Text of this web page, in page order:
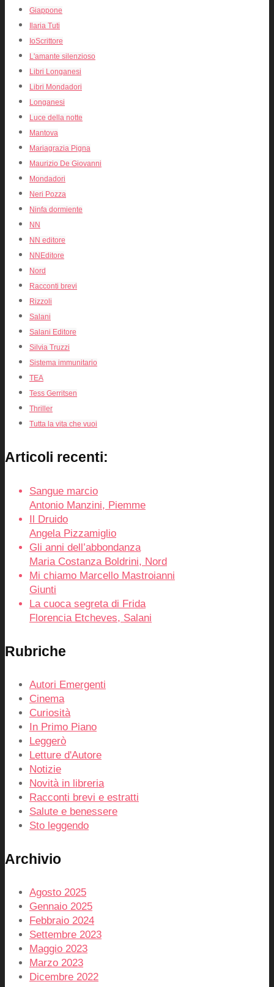
Giappone
Ilaria Tuti
IoScrittore
L'amante silenzioso
Libri Longanesi
Libri Mondadori
Longanesi
Luce della notte
Mantova
Mariagrazia Pigna
Maurizio De Giovanni
Mondadori
Neri Pozza
Ninfa dormiente
NN
NN editore
NNEditore
Nord
Racconti brevi
Rizzoli
Salani
Salani Editore
Silvia Truzzi
Sistema immunitario
TEA
Tess Gerritsen
Thriller
Tutta la vita che vuoi
Articoli recenti:
Sangue marcio
Antonio Manzini, Piemme
Il Druido
Angela Pizzamiglio
Gli anni dell’abbondanza
Maria Costanza Boldrini, Nord
Mi chiamo Marcello Mastroianni
Giunti
La cuoca segreta di Frida
Florencia Etcheves, Salani
Rubriche
Autori Emergenti
Cinema
Curiosità
In Primo Piano
Leggerò
Letture d'Autore
Notizie
Novità in libreria
Racconti brevi e estratti
Salute e benessere
Sto leggendo
Archivio
Agosto 2025
Gennaio 2025
Febbraio 2024
Settembre 2023
Maggio 2023
Marzo 2023
Dicembre 2022